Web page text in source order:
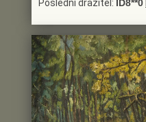
Poslední dražitel: ID8**0